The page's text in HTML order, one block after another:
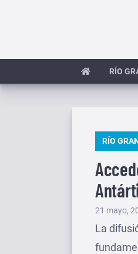
RÍO
RÍO
Publicado
el
21 mayo,
La